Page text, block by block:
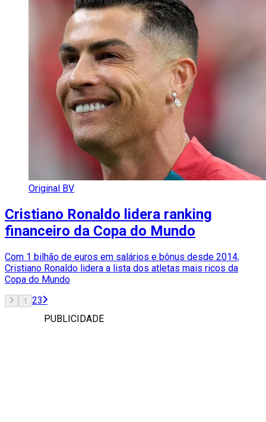
Original BV
Cristiano Ronaldo lidera ranking
financeiro da Copa do Mundo
Com 1 bilhão de euros em salários e bônus desde 2014,
Cristiano Ronaldo lidera a lista dos atletas mais ricos da
Copa do Mundo
1 23
PUBLICIDADE